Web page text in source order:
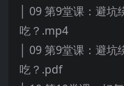
│ 09 第9堂课：避
吃？.mp4
│ 09 第9堂课：避
吃？.pdf